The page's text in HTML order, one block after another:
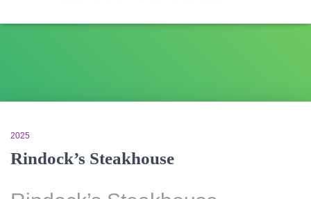
2025
Rindock’s Steakhouse